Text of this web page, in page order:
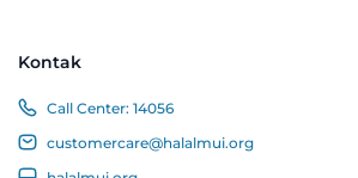
Kontak
Call Center: 14056
customercare@halalmui.org